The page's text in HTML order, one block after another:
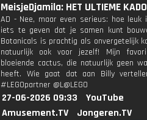
MeisjeDjamila: HET ULTIEME KADO
AD - Nee, maar even serieus: hoe leuk
iets te geven dat je samen kunt
Botanicals is prachtig als onvergetelijk
natuurlijk ook voor jezelf! Mijn
bloeiende cactus, die natuurlijk geen
heeft. Wie gaat dat aan Billy
#LEGOpartner @L@LEGO
27-06-2026 09:33
YouTube
Amusement.TV
Jongeren.TV